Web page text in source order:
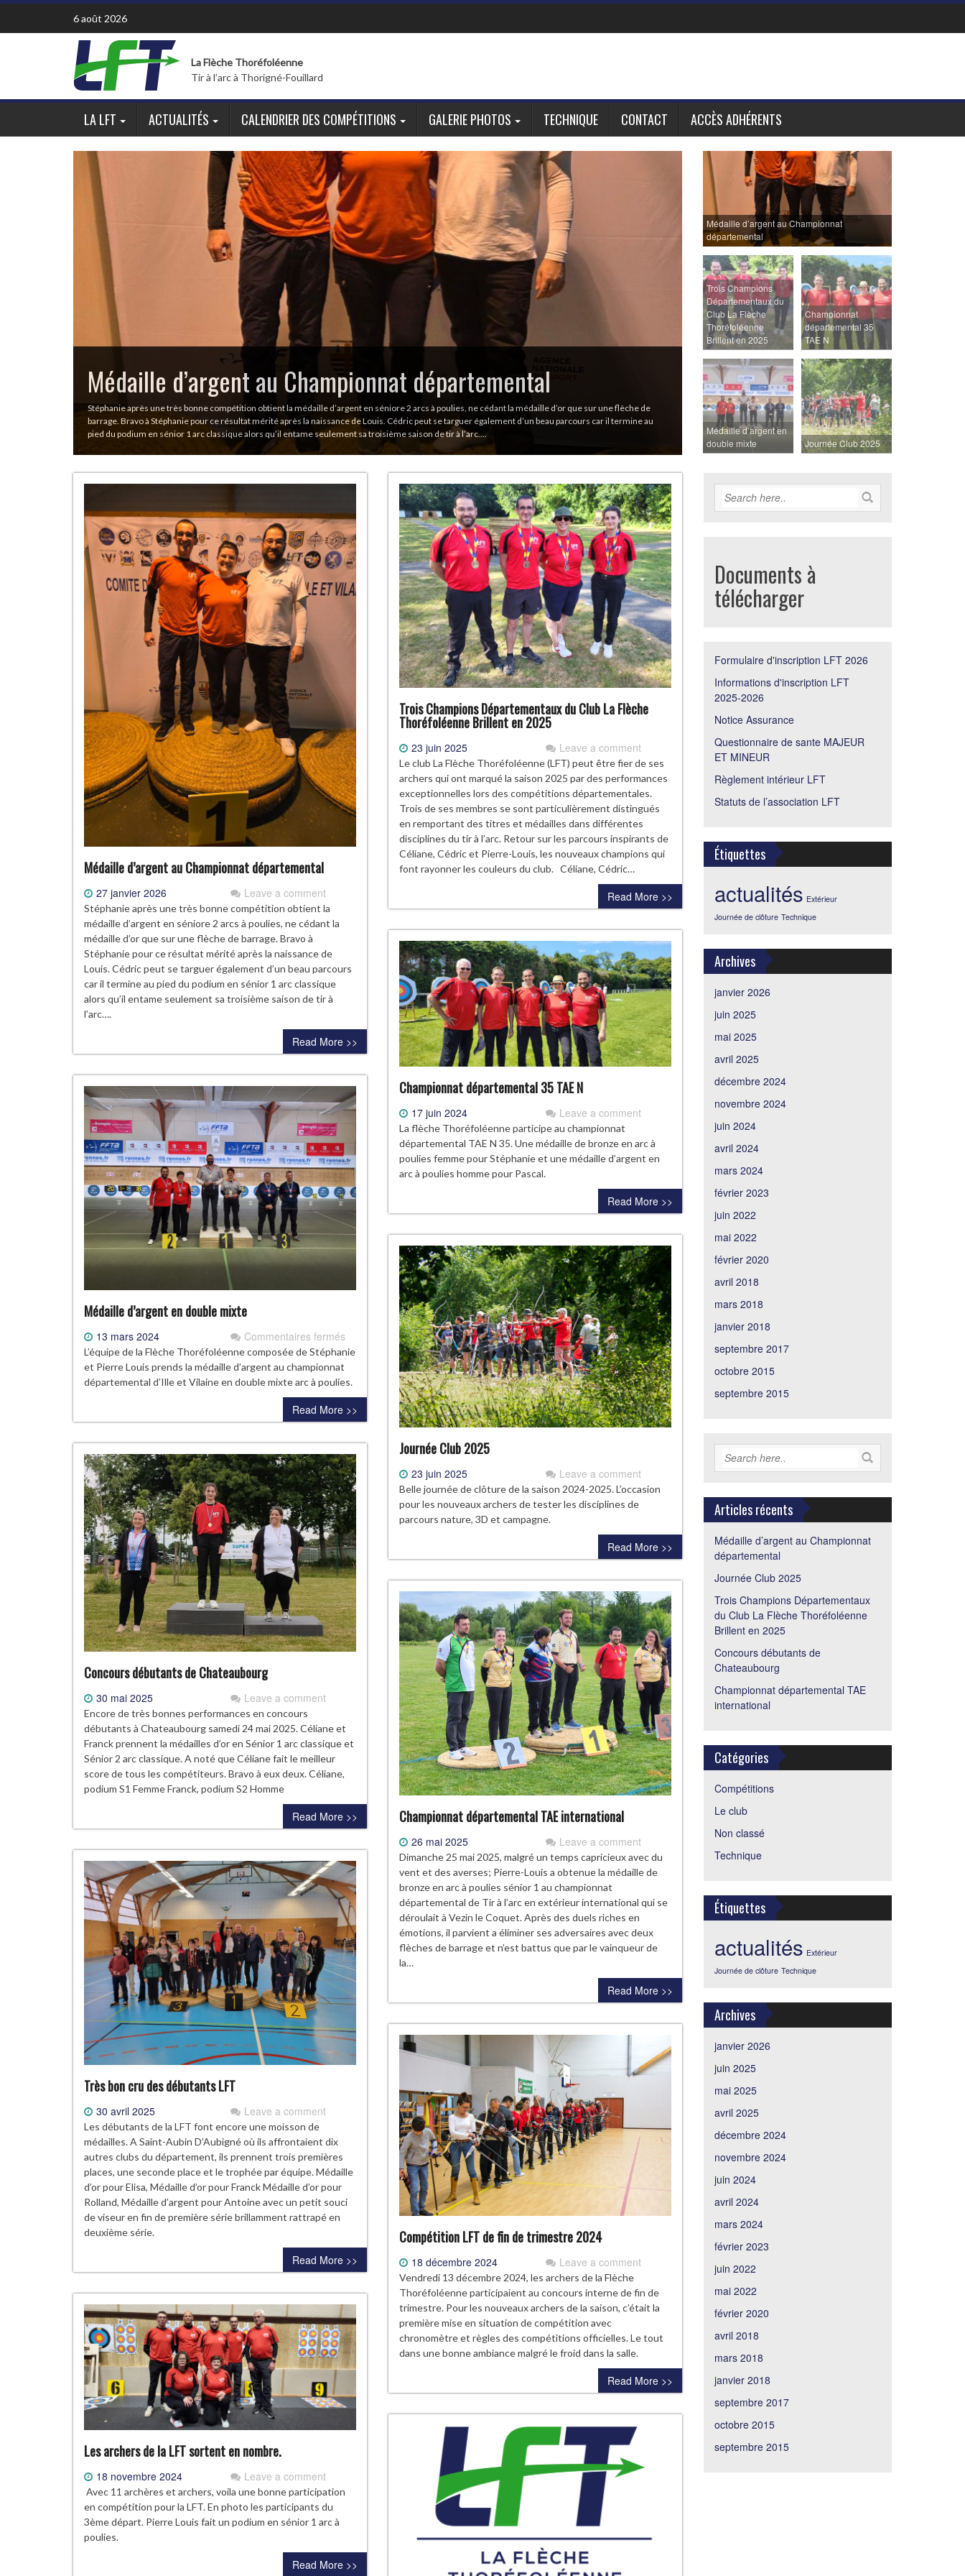
Skip
content
6 août 2026
La Flèche Thoréfoléenne
Tir à l’arc à Thorigné-Fouillard
LA LFT ACTUALITÉS CALENDRIER DES COMPÉTITIONS GALERIE PHOTOS TECHNIQUE CONTACT ACCÈS ADHÉRENTS
Trois Champions Départementaux du Club La Flèche
Thoréfoléenne Brillent en 2025
Le club La Flèche Thoréfoléenne (LFT) peut être fier de ses archers qui ont marqué la saison 2025 par des performances exceptionnelles lors des
compétitions départementales. Trois de ses membres se sont particulièrement distingués en remportant des titres et médailles dans différentes
disciplines du tir à l’arc. Retour sur les parcours inspirants de Céliane, Cédric et Pierre-Louis, les nouveaux champions qui font rayonner les couleurs du
club. Céliane, Cédric…
Médaille d’argent au Championnat
départemental
Trois Champions
Départementaux du
Club La Flèche
Thoréfoléenne
Brillent en 2025
Championnat
départemental 35
TAE N
Médaille d’argent en
double mixte
Journée Club 2025
Médaille d’argent au Championnat départemental
27 janvier 2026 Leave a comment
Stéphanie après une très bonne compétition obtient la
médaille d’argent en séniore 2 arcs à poulies, ne cédant la
médaille d’or que sur une flèche de barrage. Bravo à
Stéphanie pour ce résultat mérité après la naissance de
Louis. Cédric peut se targuer également d’un beau parcours
car il termine au pied du podium en sénior 1 arc classique
alors qu’il entame seulement sa troisième saison de tir à
l’arc….
Read More >>
Trois Champions Départementaux du Club La Flèche
Thoréfoléenne Brillent en 2025
23 juin 2025 Leave a comment
Le club La Flèche Thoréfoléenne (LFT) peut être fier de ses
archers qui ont marqué la saison 2025 par des performances
exceptionnelles lors des compétitions départementales.
Trois de ses membres se sont particulièrement distingués
en remportant des titres et médailles dans différentes
disciplines du tir à l’arc. Retour sur les parcours inspirants de
Céliane, Cédric et Pierre-Louis, les nouveaux champions qui
font rayonner les couleurs du club. Céliane, Cédric…
Read More >>
Championnat départemental 35 TAE N
17 juin 2024 Leave a comment
La flèche Thoréfoléenne participe au championnat
départemental TAE N 35. Une médaille de bronze en arc à
poulies femme pour Stéphanie et une médaille d’argent en
arc à poulies homme pour Pascal.
Read More >>
Médaille d’argent en double mixte
13 mars 2024 Commentaires ferméssur
Médaille
en
double
mixte
L’équipe de la Flèche Thoréfoléenne composée de Stéphanie
et Pierre Louis prends la médaille d’argent au championnat
départemental d’Ille et Vilaine en double mixte arc à poulies.
Read More >>
Journée Club 2025
23 juin 2025 Leave a comment
Belle journée de clôture de la saison 2024-2025. L’occasion
pour les nouveaux archers de tester les disciplines de
parcours nature, 3D et campagne.
Read More >>
Concours débutants de Chateaubourg
30 mai 2025 Leave a comment
Encore de très bonnes performances en concours
débutants à Chateaubourg samedi 24 mai 2025. Céliane et
Franck prennent la médailles d’or en Sénior 1 arc classique et
Sénior 2 arc classique. A noté que Céliane fait le meilleur
score de tous les compétiteurs. Bravo à eux deux. Céliane,
podium S1 Femme Franck, podium S2 Homme
Read More >> Championnat départemental TAE international
26 mai 2025 Leave a comment
Dimanche 25 mai 2025, malgré un temps capricieux avec du
vent et des averses; Pierre-Louis a obtenue la médaille de
bronze en arc à poulies sénior 1 au championnat
départemental de Tir à l’arc en extérieur international qui se
déroulait à Vezin le Coquet. Après des duels riches en
émotions, il parvient a éliminer ses adversaires avec deux
flèches de barrage et n’est battus que par le vainqueur de
la…
Read More >>
Très bon cru des débutants LFT
30 avril 2025 Leave a comment
Les débutants de la LFT font encore une moisson de
médailles. A Saint-Aubin D’Aubigné où ils affrontaient dix
autres clubs du département, ils prennent trois premières
places, une seconde place et le trophée par équipe. Médaille
d’or pour Elisa, Médaille d’or pour Franck Médaille d’or pour
Rolland, Médaille d’argent pour Antoine avec un petit souci
de viseur en fin de première série brillamment rattrapé en
deuxième série.
Read More >>
Compétition LFT de fin de trimestre 2024
18 décembre 2024 Leave a comment
Vendredi 13 décembre 2024, les archers de la Flèche
Thoréfoléenne participaient au concours interne de fin de
trimestre. Pour les nouveaux archers de la saison, c’était la
première mise en situation de compétition avec
chronomètre et règles des compétitions officielles. Le tout
dans une bonne ambiance malgré le froid dans la salle.
Read More >>
Les archers de la LFT sortent en nombre.
18 novembre 2024 Leave a comment
Avec 11 archères et archers, voila une bonne participation
en compétition pour la LFT. En photo les participants du
3ème départ. Pierre Louis fait un podium en sénior 1 arc à
poulies.
Read More >>
Documents à
télécharger
Formulaire d'inscription LFT 2026
Informations d'inscription LFT
2025-2026
Notice Assurance
Questionnaire de sante MAJEUR
ET MINEUR
Règlement intérieur LFT
Statuts de l’association LFT
Étiquettes
actualités Extérieur
Journée de clôture Technique
Archives
janvier 2026
juin 2025
mai 2025
avril 2025
décembre 2024
novembre 2024
juin 2024
avril 2024
mars 2024
février 2023
juin 2022
mai 2022
février 2020
avril 2018
mars 2018
janvier 2018
septembre 2017
octobre 2015
septembre 2015
Articles récents
Médaille d’argent au Championnat
départemental
Journée Club 2025
Trois Champions Départementaux
du Club La Flèche Thoréfoléenne
Brillent en 2025
Concours débutants de
Chateaubourg
Championnat départemental TAE
international
Catégories
Compétitions
Le club
Non classé
Technique
Étiquettes
actualités Extérieur
Journée de clôture Technique
Archives
janvier 2026
juin 2025
mai 2025
avril 2025
décembre 2024
novembre 2024
juin 2024
avril 2024
mars 2024
février 2023
juin 2022
mai 2022
février 2020
avril 2018
mars 2018
janvier 2018
septembre 2017
octobre 2015
septembre 2015